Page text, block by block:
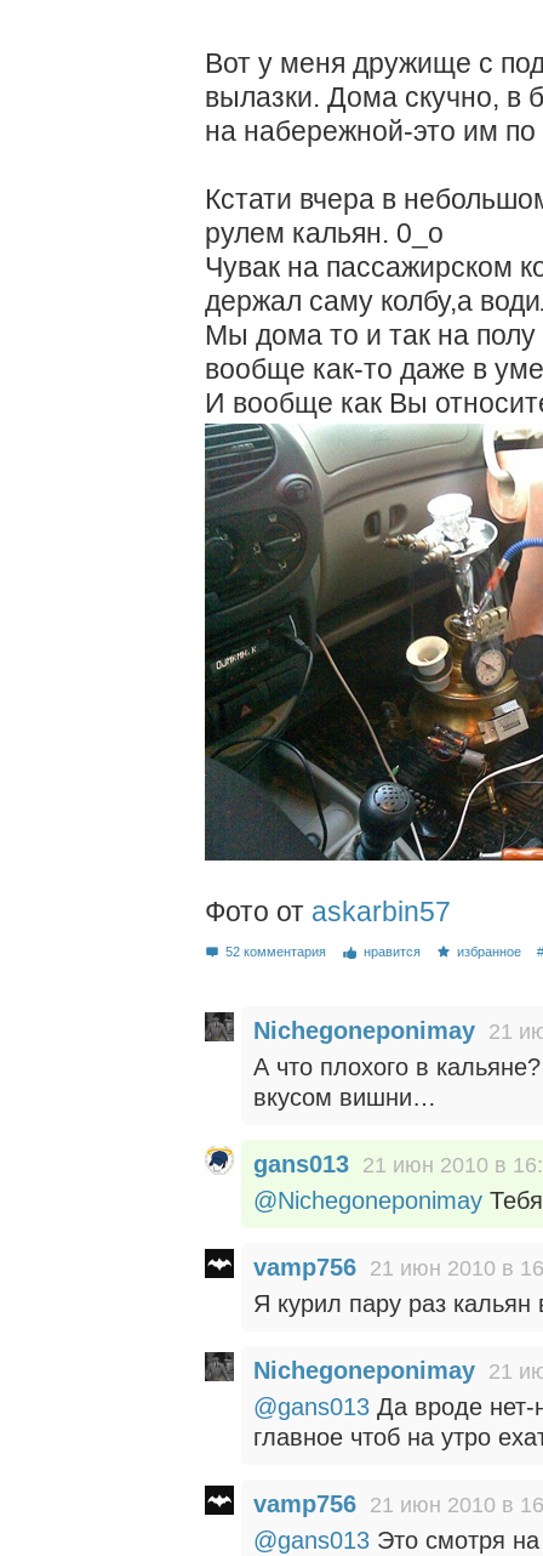
Вот у меня дружище с
вылазки. Дома скучно, в
на набережной-это им
Кстати вчера в
рулем кальян. 0_о
Чувак на пассажирском
держал саму колбу,а
Мы дома то и так на
вообще как-то даже в
И вообще как Вы
Фото от askarbin57
52 комментария нравится избранное
Nichegoneponimay 21
А что плохого в
вкусом вишни…
gans013 21 июн 2010 в
@Nichegoneponimay
vamp756 21 июн 2010 в
Я курил пару раз
Nichegoneponimay 21
@gans013 Да вроде нет-
главное чтоб на утро
vamp756 21 июн 2010 в
@gans013 Это смотря